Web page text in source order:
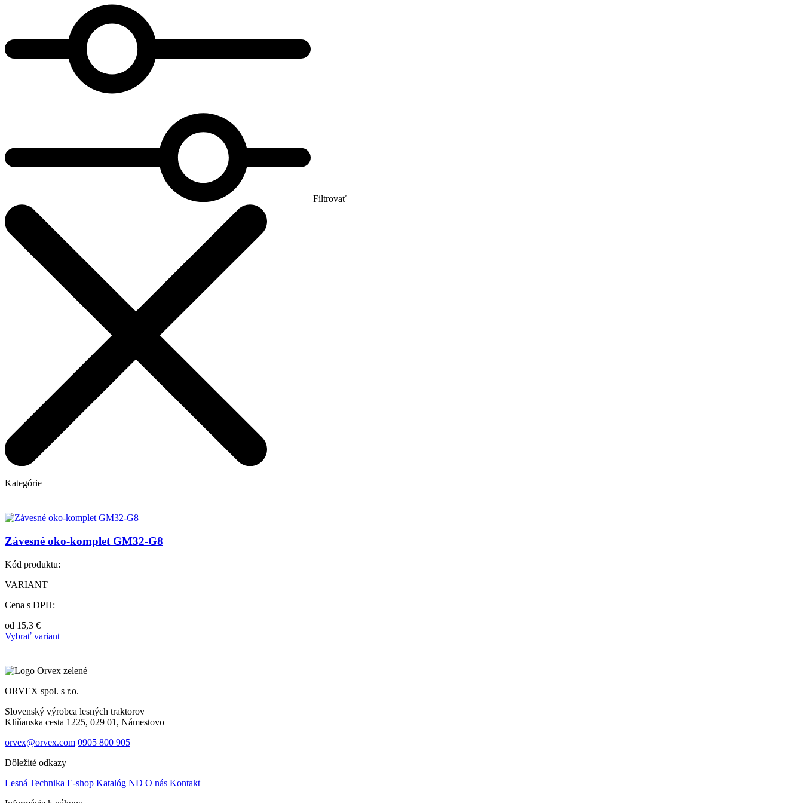
Filtrovať
Kategórie
Závesné oko-komplet GM32-G8
Kód produktu:
VARIANT
Cena s DPH:
od 15,3 €
Vybrať variant
ORVEX spol. s r.o.
Slovenský výrobca lesných traktorov
Kliňanska cesta 1225, 029 01, Námestovo
orvex@orvex.com 0905 800 905
Dôležité odkazy
Lesná Technika E-shop Katalóg ND O nás Kontakt